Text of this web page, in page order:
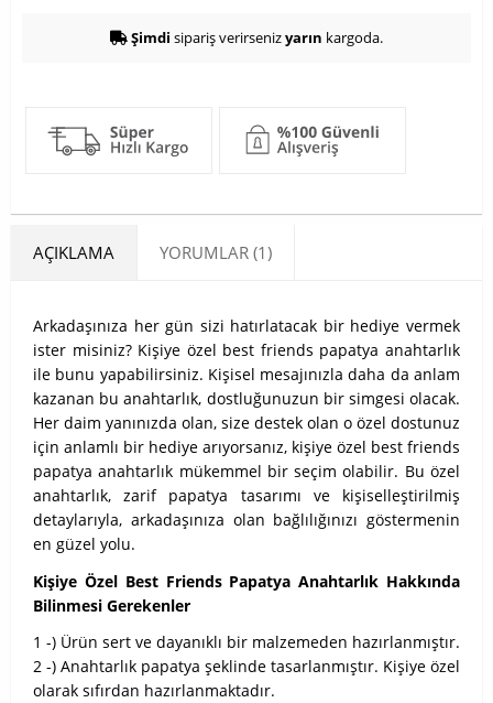
Şimdi sipariş verirsenizyarın kargoda.
AÇIKLAMA YORUMLAR (1)
Arkadaşınıza her gün sizi hatırlatacak bir hediye vermek
ister misiniz? Kişiye özel best friends papatya anahtarlık
ile bunu yapabilirsiniz. Kişisel mesajınızla daha da anlam
kazanan bu anahtarlık, dostluğunuzun bir simgesi olacak.
Her daim yanınızda olan, size destek olan o özel dostunuz
için anlamlı bir hediye arıyorsanız, kişiye özel best friends
papatya anahtarlık mükemmel bir seçim olabilir. Bu özel
anahtarlık, zarif papatya tasarımı ve kişiselleştirilmiş
detaylarıyla, arkadaşınıza olan bağlılığınızı göstermenin
en güzel yolu.
Kişiye Özel Best Friends Papatya Anahtarlık Hakkında
Bilinmesi Gerekenler
1 -) Ürün sert ve dayanıklı bir malzemeden hazırlanmıştır.
2 -) Anahtarlık papatya şeklinde tasarlanmıştır. Kişiye özel
olarak sıfırdan hazırlanmaktadır.